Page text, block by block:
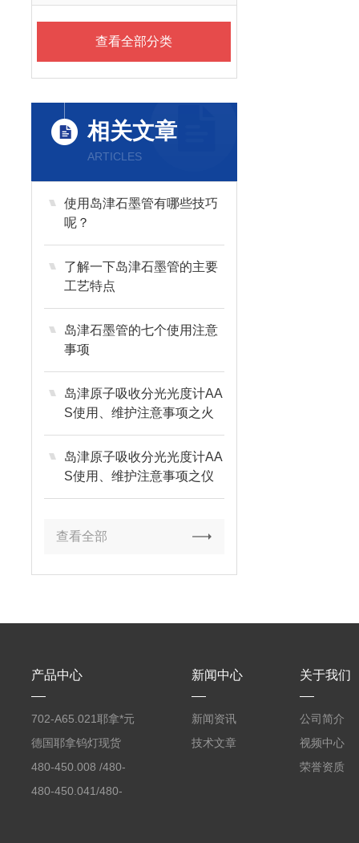
查看全部分类
相关文章
ARTICLES
使用岛津石墨管有哪些技巧
呢？
了解一下岛津石墨管的主要
工艺特点
岛津石墨管的七个使用注意
事项
岛津原子吸收分光光度计AA
S使用、维护注意事项之火
焰部分篇
岛津原子吸收分光光度计AA
S使用、维护注意事项之仪
器环境篇
查看全部
产品中心
702-A65.021耶拿*元
素分析仪反应罐
德国耶拿钨灯现货
480-450.008 /480-
450.008C耶拿镉Cd空
480-450.041/480-
新闻中心
新闻资讯
技术文章
关于我们
公司简介
视频中心
荣誉资质